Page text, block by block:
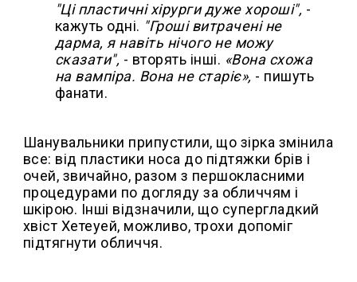
"Ці пластичні хірурги дуже хороші", -
кажуть одні. "Гроші витрачені не
дарма, я навіть нічого не можу
сказати", - вторять інші. «Вона схожа
на вампіра. Вона не старіє», - пишуть
фанати.
Шанувальники припустили, що зірка змінила
все: від пластики носа до підтяжки брів і
очей, звичайно, разом з першокласними
процедурами по догляду за обличчям і
шкірою. Інші відзначили, що супергладкий
хвіст Хетеуей, можливо, трохи допоміг
підтягнути обличчя.